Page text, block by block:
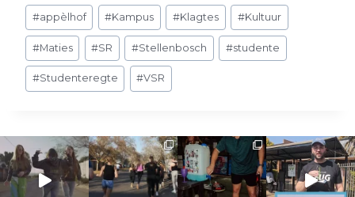
Post
Tags:
#appèlhof #Kampus #Klagtes #Kultuur
#Maties #SR #Stellenbosch #studente
#Studenteregte #VSR